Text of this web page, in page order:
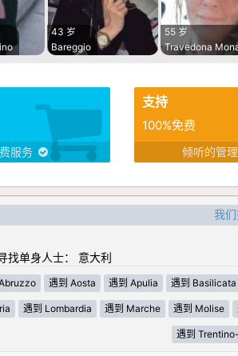
43 岁
Bareggio
55 岁
Travedona
服务
支持
100%免费
倾听的管
我
找单身人士： 意大利
遇到 Aosta 遇到 Apulia 遇到 Basilicata
遇到 Lombardia 遇到 Marche 遇到 Molise
遇到